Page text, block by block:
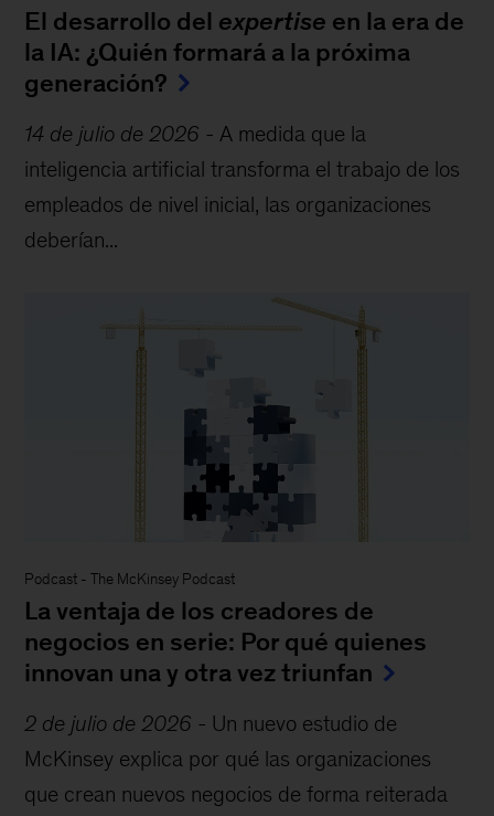
El desarrollo del expertise en la era de
la IA: ¿Quién formará a la próxima
generación?
14 de julio de 2026 - A medida que la
inteligencia artificial transforma el trabajo de los
empleados de nivel inicial, las organizaciones
deberían...
Podcast -The McKinsey Podcast
La ventaja de los creadores de
negocios en serie: Por qué quienes
innovan una y otra vez triunfan
2 de julio de 2026 - Un nuevo estudio de
McKinsey explica por qué las organizaciones
que crean nuevos negocios de forma reiterada